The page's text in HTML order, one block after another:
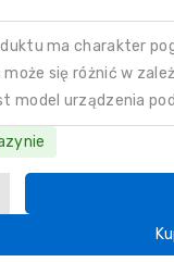
ma charakter
się różnić w
model urządzenia